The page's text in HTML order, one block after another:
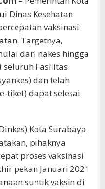
Dinas Kesehatan
vaksinasi
Targetnya,
dari nakes hingga
seluruh Fasilitas
dan telah
tiket) dapat selesai
Kota Surabaya,
pihaknya
proses vaksinasi
pekan Januari 2021
suntik vaksin di